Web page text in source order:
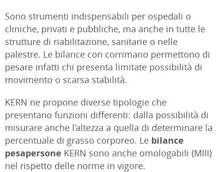
Sono strumenti indispensabili per ospedali o
cliniche, privati e pubbliche, ma anche in tutte le
strutture di riabilitazione, sanitarie o nelle
palestre. Le bilance con corrimano permettono di
pesare infatti chi presenta limitate possibilità di
movimento o scarsa stabilità.
KERN ne propone diverse tipologie che
presentano funzioni differenti: dalla possibilità di
misurare anche l’altezza a quella di determinare la
percentuale di grasso corporeo. Le bilance
pesapersone KERN sono anche omologabili (MIII)
nel rispetto delle norme in vigore.